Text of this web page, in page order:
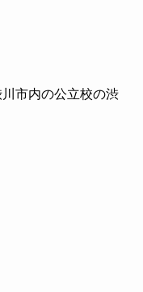
市内の公立校の渋